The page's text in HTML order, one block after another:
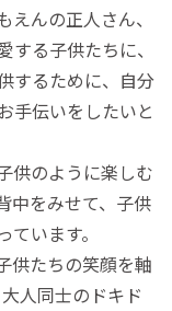
んの正人さん、
る子供たちに、
するために、自分
手伝いをしたいと
供のように楽しむ
中をみせて、子供
います。
供たちの笑顔を軸
人同士のドキド